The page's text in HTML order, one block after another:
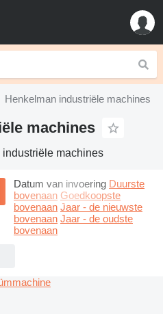
Henkelman industriële machines
machines
industriële machines
Datum van invoering Duurste
bovenaan Goedkoopste
bovenaan Jaar - de nieuwste
bovenaan Jaar - de oudste
bovenaan